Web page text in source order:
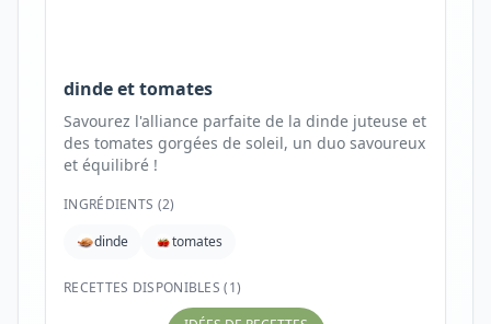
dinde et tomates
Savourez l'alliance parfaite de la dinde juteuse et
des tomates gorgées de soleil, un duo savoureux
et équilibré !
INGRÉDIENTS (2)
dinde
tomates
RECETTES DISPONIBLES (1)